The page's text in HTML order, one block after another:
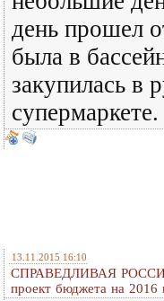
день прошел
была в
закупилась в
супермаркете.
13.11.2015 16:10
СПРАВЕДЛИВАЯ
проект бюджета на 2016